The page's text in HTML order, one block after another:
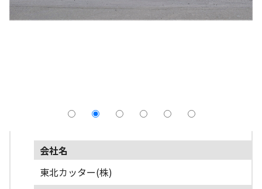
よくあるご質問
会社名
東北カッター(株)